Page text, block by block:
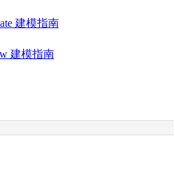
建模指南
建模指南